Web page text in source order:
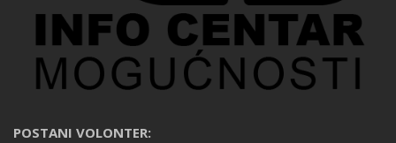
POSTANI VOLONTER: